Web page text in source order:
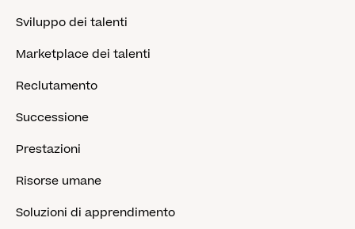
Sviluppo dei talenti
Marketplace dei talenti
Reclutamento
Successione
Prestazioni
Risorse umane
Soluzioni di apprendimento